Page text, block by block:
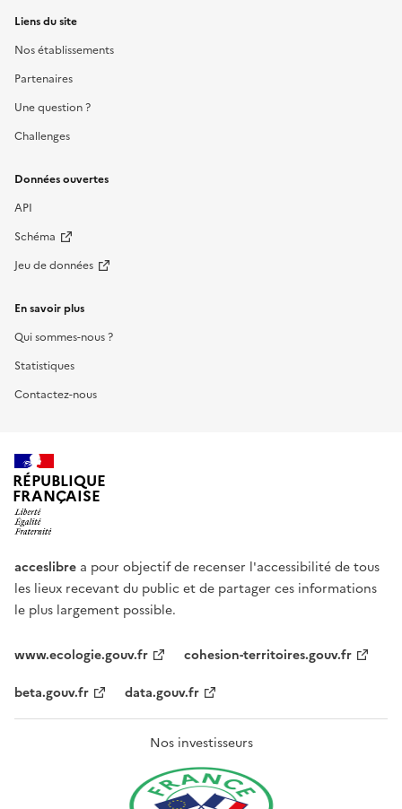
Liens du site
Nos établissements
Partenaires
Une question ?
Challenges
Données ouvertes
API
Schéma
Jeu de données
En savoir plus
Qui sommes-nous ?
Statistiques
Contactez-nous
RÉPUBLIQUE
FRANÇAISE
acceslibre a pour objectif de recenser l'accessibilité de tous
les lieux recevant du public et de partager ces informations
le plus largement possible.
www.ecologie.gouv.fr
cohesion-territoires.gouv.fr
beta.gouv.fr
data.gouv.fr
Nos investisseurs